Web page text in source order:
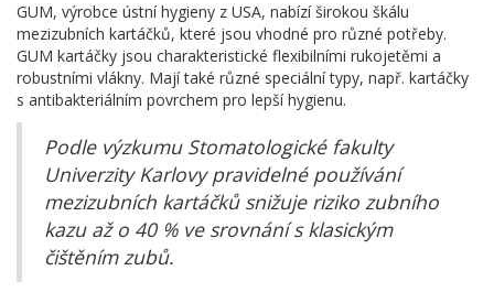
GUM, výrobce ústní hygieny z USA, nabízí širokou škálu
mezizubních kartáčků, které jsou vhodné pro různé potřeby.
GUM kartáčky jsou charakteristické flexibilními rukojetěmi a
robustními vlákny. Mají také různé speciální typy, např. kartáčky
s antibakteriálním povrchem pro lepší hygienu.
Podle výzkumu Stomatologické fakulty
Univerzity Karlovy pravidelné používání
mezizubních kartáčků snižuje riziko zubního
kazu až o 40 % ve srovnání s klasickým
čištěním zubů.